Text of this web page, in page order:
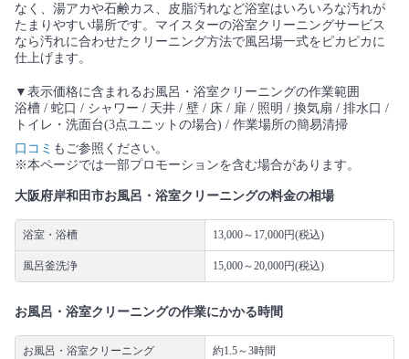
なく、湯アカや石鹸カス、皮脂汚れなど浴室はいろいろな汚れが
たまりやすい場所です。マイスターの浴室クリーニングサービス
なら汚れに合わせたクリーニング方法で風呂場一式をピカピカに
仕上げます。
▼表示価格に含まれるお風呂・浴室クリーニングの作業範囲
浴槽 / 蛇口 / シャワー / 天井 / 壁 / 床 / 扉 / 照明 / 換気扇 / 排水口 /
トイレ・洗面台(3点ユニットの場合) / 作業場所の簡易清掃
口コミ もご参照ください。
※本ページでは一部プロモーションを含む場合があります。
大阪府岸和田市お風呂・浴室クリーニングの料金の相場
浴室・浴槽 13,000～17,000円(税込)
風呂釜洗浄 15,000～20,000円(税込)
お風呂・浴室クリーニングの作業にかかる時間
お風呂・浴室クリーニング 約1.5～3時間